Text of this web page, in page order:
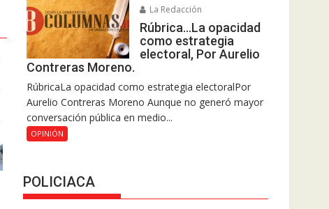
La Redacción
Rúbrica…La opacidad
como estrategia
electoral, Por Aurelio
Contreras Moreno.
RúbricaLa opacidad como estrategia electoralPor
Aurelio Contreras Moreno Aunque no generó mayor
conversación pública en medio...
OPINIÓN
POLICIACA